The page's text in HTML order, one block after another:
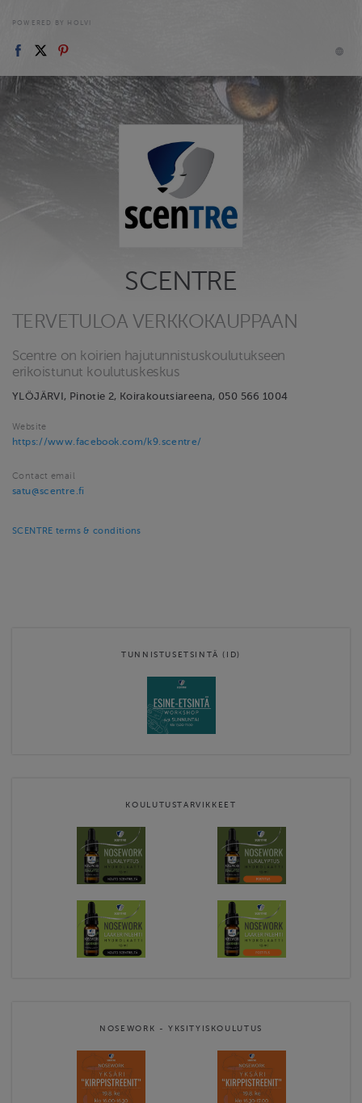
POWERED BY HOLVI
SCENTRE
TERVETULOA VERKKOKAUPPAAN
Scentre on koirien hajutunnistuskoulutukseen
erikoistunut koulutuskeskus
YLÖJÄRVI, Pinotie 2, Koirakoutsiareena, 050 566 1004
Website
https://www.facebook.com/k9.scentre/
Contact email
satu@scentre.fi
SCENTRE terms & conditions
TUNNISTUSETSINTÄ (ID)
KOULUTUSTARVIKKEET
NOSEWORK - YKSITYISKOULUTUS